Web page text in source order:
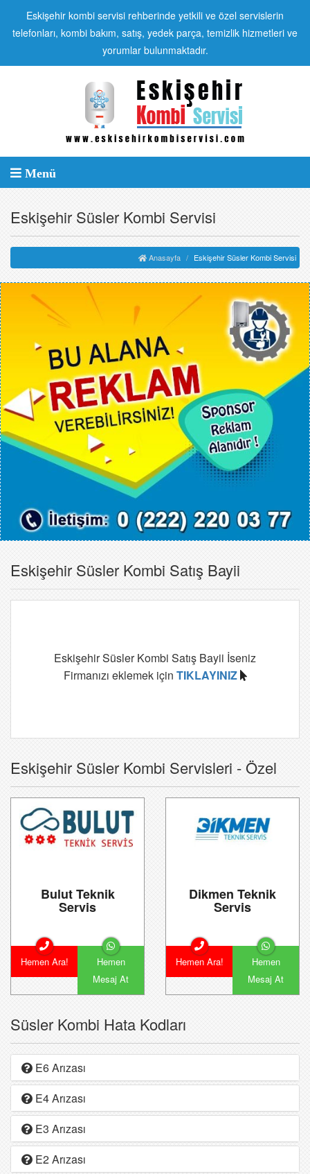
Eskişehir kombi servisi rehberinde yetkili ve özel servislerin
telefonları, kombi bakım, satış, yedek parça, temizlik hizmetleri ve
yorumlar bulunmaktadır.
Menü
Eskişehir Süsler Kombi Servisi
Anasayfa Eskişehir Süsler Kombi Servisi
Eskişehir Süsler Kombi Satış Bayii
Eskişehir Süsler Kombi Satış Bayii İseniz
Firmanızı eklemek için TIKLAYINIZ
Eskişehir Süsler Kombi Servisleri - Özel
Bulut Teknik
Servis
Hemen Ara!
Hemen
Mesaj At
Dikmen Teknik
Servis
Hemen Ara!
Hemen
Mesaj At
Süsler Kombi Hata Kodları
E6 Arızası
E4 Arızası
E3 Arızası
E2 Arızası